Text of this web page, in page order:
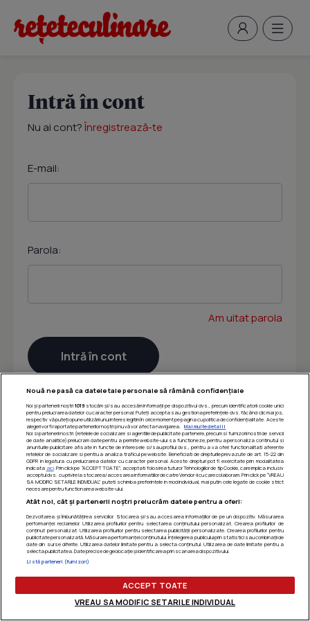
Intră în cont
Nu ai cont?Înregistrează-te
E-mail:
Parola:
Am uitat parola
Nouă ne pasă ca datele tale personale să rămână confidențiale
Noi și partenerii noștri 1019stocăm și/sau accesăm informații pe dispozitivul dvs., precum identificatorii cookie unici
pentru prelucrarea datelor cu caracter personal. Puteți accepta sau gestiona preferințele dvs. făcând clic mai jos,
respectiv vă puteți opune utilizării unui interes legitim în orice moment pe pagina cu politica de confidențialitate. Aceste
alegeri vor fi raportate partenerilor noștri și nu vă vor afecta navigarea.
Mai multe detalii
Noi si partenerii nostri (retelele de socializare si agentiile de publicitate partenere, precum si furnizorii nostri de servicii
de date analitice) prelucram date pentru a permite website-ului sa functioneze, pentru a personaliza continutul si
anunturile publicitare afisate in functie de interesele si/sau profilul dvs., pentru a va oferi functionalitati aferente
retelelor de socializare si pentru a analiza traficul pe website. Beneficiati de drepturile prevazute de art. 15-22 din
GDPR in legatura cu prelucrarea datelor cu caracter personal. Aceste drepturi pot fi exercitate prin modalitatea
indicata aici. Prin click pe “ACCEPT TOATE”, acceptati folosirea tuturor Tehnologiilor de tip Cookie, care implica inclusiv
acceptul dvs. cu privire la stocarea/accesarea informatiilor de catre Vendor-ii cu care colaboram. Prin click pe “VREAU
SA MODIFIC SETARILE INDIVIDUAL” puteti schimba preferintele in mod individual, mai putin cele legate de cookie strict
necesare pentru functionarea website-ului.
Atât noi, cât și partenerii noștri prelucrăm datele pentru a oferi:
Dezvoltarea și îmbunătățirea serviciilor. Stocarea și/sau accesarea informațiilor de pe un dispozitiv. Măsurarea
performanței reclamelor. Utilizarea profilurilor pentru selectarea conținutului personalizat. Crearea profilurilor de
conținut personalizat. Utilizarea profilurilor pentru selectarea publicității personalizate. Crearea profilurilor pentru
publicitate personalizată. Măsurarea performanței conținutului. Înțelegerea publicului prin statistici sau combinații de
date din surse diferite. Utilizarea datelor limitate pentru a selecta conținutul. Utilizarea de date limitate pentru a
selecta publicitatea. Date precise de geolocație și identificarea prin scanarea dispozitivului.
Listă parteneri (furnizori)
ACCEPT TOATE
VREAU SA MODIFIC SETARILE INDIVIDUAL